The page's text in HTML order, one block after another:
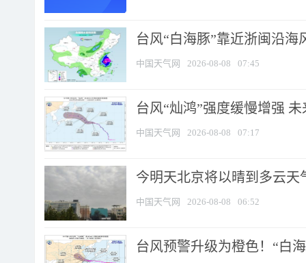
台风“白海豚”靠近浙闽沿
中国天气网 2026-08-08 07:45
台风“灿鸿”强度缓慢增强
中国天气网 2026-08-08 07:17
今明天北京将以晴到多云
中国天气网 2026-08-08 06:52
台风预警升级为橙色！“白